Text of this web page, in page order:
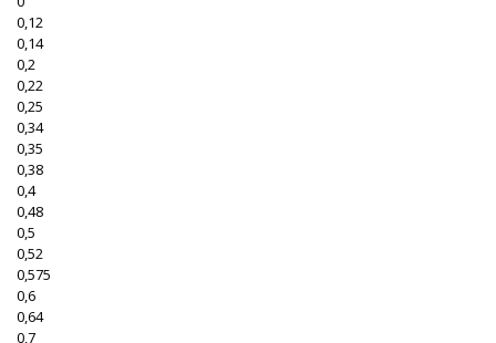
0,12
0,14
0,2
0,22
0,25
0,34
0,35
0,38
0,4
0,48
0,5
0,52
0,575
0,6
0,64
0,7